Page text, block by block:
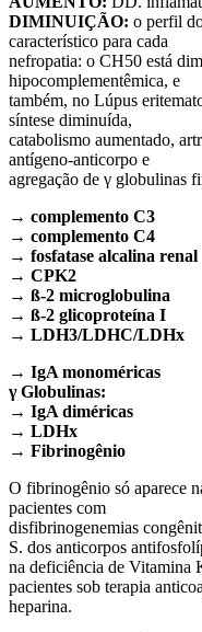
DIMINUIÇÃO: o perfil
característico para cada
nefropatia: o CH50 está
hipocomplementêmica, e
também, no Lúpus
síntese diminuída,
catabolismo aumentado,
antígeno-anticorpo e
agregação de γ globulinas
→ complemento C3
→ complemento C4
→ fosfatase alcalina renal
→ CPK2
→ ß-2 microglobulina
→ ß-2 glicoproteína I
→ LDH3/LDHC/LDHx
→ IgA monoméricas
γ Globulinas:
→ IgA diméricas
→ LDHx
→ Fibrinogênio
O fibrinogênio só aparece
pacientes com
disfibrinogenemias
S. dos anticorpos
na deficiência de Vitamina
pacientes sob terapia
heparina.